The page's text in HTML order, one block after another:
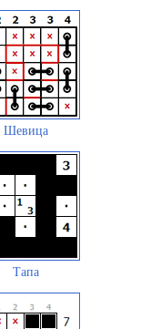
Шевица
Тапа